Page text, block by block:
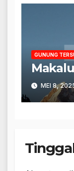
GUNUNG
MEI 8,